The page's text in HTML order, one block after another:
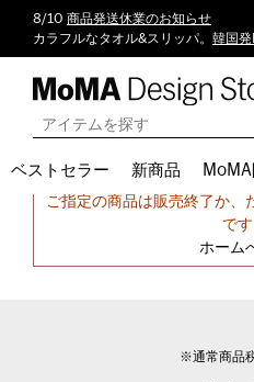
8/10 商品発送休業のお知らせ
カラフルなタオル&スリッパ。 韓国
ベストセラー 新商品申し訳ござ
ご指定の商品は販売終了か、
です
ホーム
※通常商品